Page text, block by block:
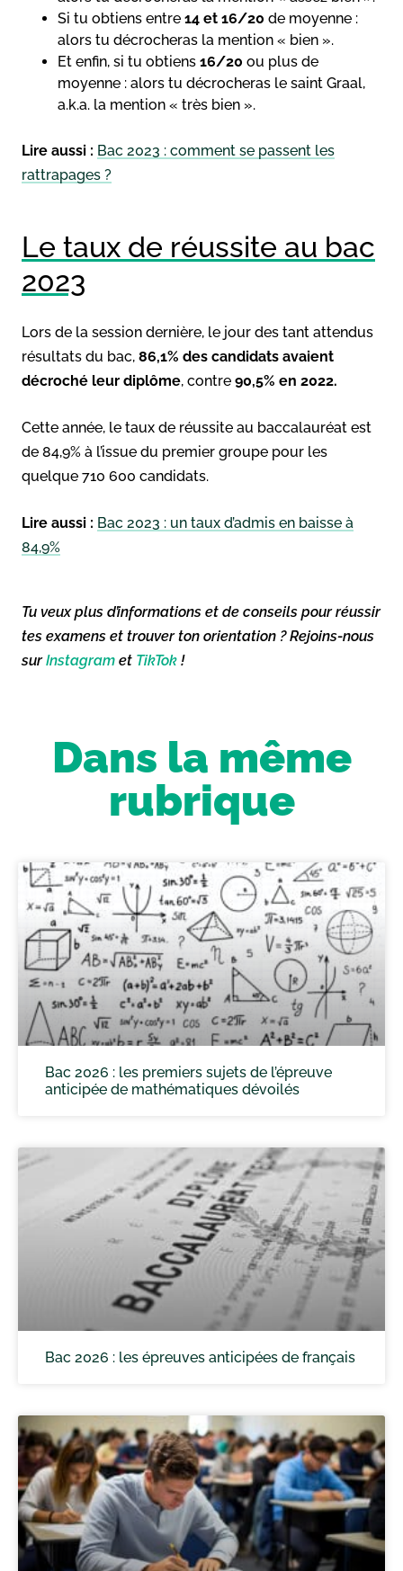
Si tu obtiens entre 14 et 16/20 de moyenne :
alors tu décrocheras la mention « bien ».
Et enfin, si tu obtiens 16/20 ou plus de
moyenne : alors tu décrocheras le saint Graal,
a.k.a. la mention « très bien ».
Lire aussi : Bac 2023 : comment se passent les
rattrapages ?
Le taux de réussite au bac
2023
Lors de la session dernière, le jour des tant attendus
résultats du bac, 86,1% des candidats avaient
décroché leur diplôme, contre 90,5% en 2022.
Cette année, le taux de réussite au baccalauréat est
de 84,9% à l’issue du premier groupe pour les
quelque 710 600 candidats.
Lire aussi : Bac 2023 : un taux d’admis en baisse à
84,9%
Tu veux plus d’informations et de conseils pour réussir
tes examens et trouver ton orientation ? Rejoins-nous
surInstagram et TikTok !
Dans la même
rubrique
Bac 2026 : les premiers sujets de l’épreuve
anticipée de mathématiques dévoilés
Bac 2026 : les épreuves anticipées de français